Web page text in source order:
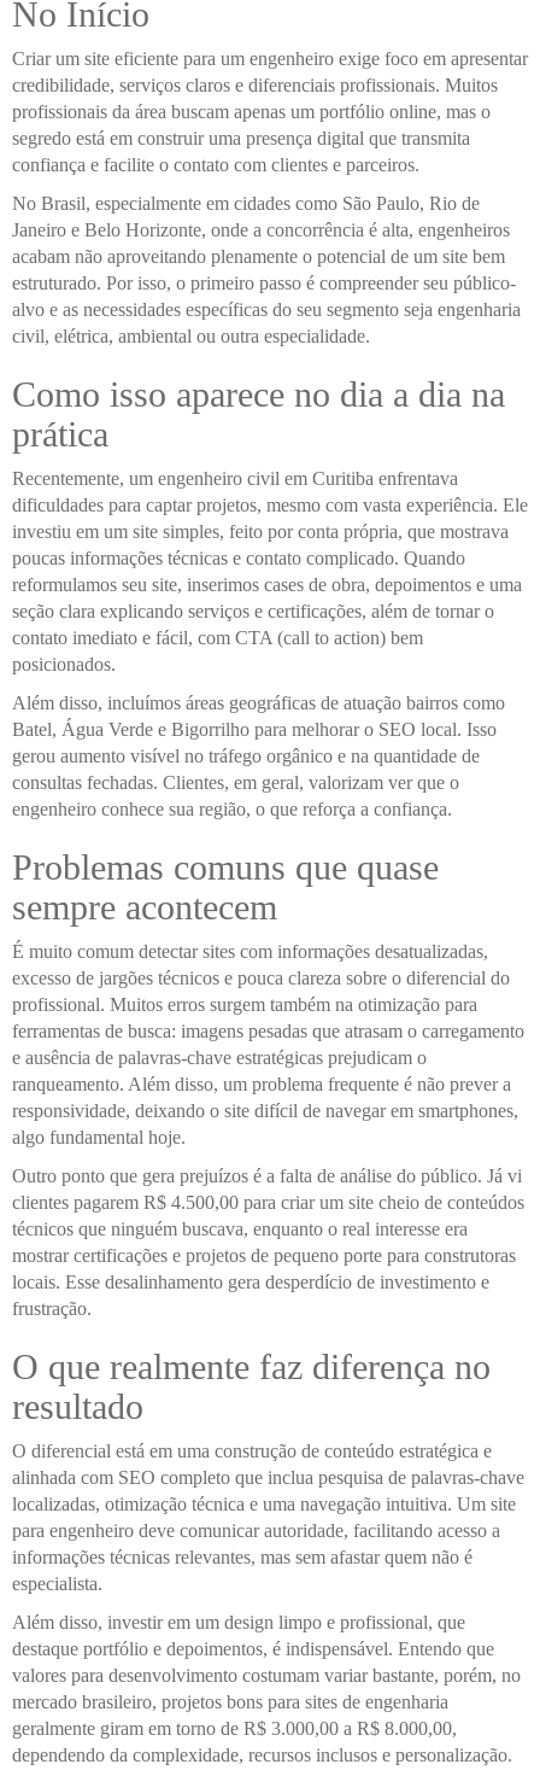
No Início
Criar um site eficiente para um engenheiro exige foco em apresentar
credibilidade, serviços claros e diferenciais profissionais. Muitos
profissionais da área buscam apenas um portfólio online, mas o
segredo está em construir uma presença digital que transmita
confiança e facilite o contato com clientes e parceiros.
No Brasil, especialmente em cidades como São Paulo, Rio de
Janeiro e Belo Horizonte, onde a concorrência é alta, engenheiros
acabam não aproveitando plenamente o potencial de um site bem
estruturado. Por isso, o primeiro passo é compreender seu público-
alvo e as necessidades específicas do seu segmento seja engenharia
civil, elétrica, ambiental ou outra especialidade.
Como isso aparece no dia a dia na
prática
Recentemente, um engenheiro civil em Curitiba enfrentava
dificuldades para captar projetos, mesmo com vasta experiência. Ele
investiu em um site simples, feito por conta própria, que mostrava
poucas informações técnicas e contato complicado. Quando
reformulamos seu site, inserimos cases de obra, depoimentos e uma
seção clara explicando serviços e certificações, além de tornar o
contato imediato e fácil, com CTA (call to action) bem
posicionados.
Além disso, incluímos áreas geográficas de atuação bairros como
Batel, Água Verde e Bigorrilho para melhorar o SEO local. Isso
gerou aumento visível no tráfego orgânico e na quantidade de
consultas fechadas. Clientes, em geral, valorizam ver que o
engenheiro conhece sua região, o que reforça a confiança.
Problemas comuns que quase
sempre acontecem
É muito comum detectar sites com informações desatualizadas,
excesso de jargões técnicos e pouca clareza sobre o diferencial do
profissional. Muitos erros surgem também na otimização para
ferramentas de busca: imagens pesadas que atrasam o carregamento
e ausência de palavras-chave estratégicas prejudicam o
ranqueamento. Além disso, um problema frequente é não prever a
responsividade, deixando o site difícil de navegar em smartphones,
algo fundamental hoje.
Outro ponto que gera prejuízos é a falta de análise do público. Já vi
clientes pagarem R$ 4.500,00 para criar um site cheio de conteúdos
técnicos que ninguém buscava, enquanto o real interesse era
mostrar certificações e projetos de pequeno porte para construtoras
locais. Esse desalinhamento gera desperdício de investimento e
frustração.
O que realmente faz diferença no
resultado
O diferencial está em uma construção de conteúdo estratégica e
alinhada com SEO completo que inclua pesquisa de palavras-chave
localizadas, otimização técnica e uma navegação intuitiva. Um site
para engenheiro deve comunicar autoridade, facilitando acesso a
informações técnicas relevantes, mas sem afastar quem não é
especialista.
Além disso, investir em um design limpo e profissional, que
destaque portfólio e depoimentos, é indispensável. Entendo que
valores para desenvolvimento costumam variar bastante, porém, no
mercado brasileiro, projetos bons para sites de engenharia
geralmente giram em torno de R$ 3.000,00 a R$ 8.000,00,
dependendo da complexidade, recursos inclusos e personalização.